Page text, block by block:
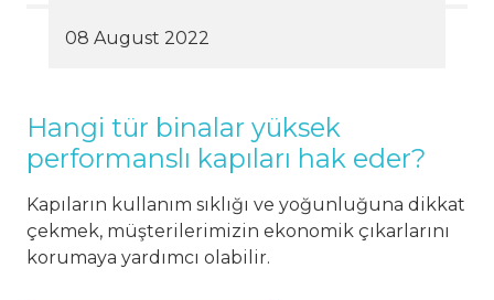
08 August 2022
Hangi tür binalar yüksek
performanslı kapıları hak eder?
Kapıların kullanım sıklığı ve yoğunluğuna dikkat
çekmek, müşterilerimizin ekonomik çıkarlarını
korumaya yardımcı olabilir.